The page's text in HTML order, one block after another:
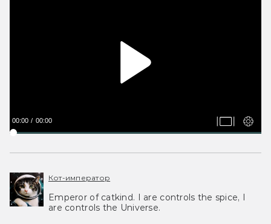
00:00 00:00
Кот-император
Emperor of catkind. I are controls the spice, I
are controls the Universe.